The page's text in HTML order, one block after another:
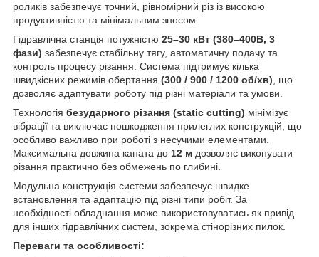
роликів забезпечує точний, рівномірний різ із високою
продуктивністю та мінімальним зносом.
Гідравлічна станція потужністю 25–30 кВт (380–400В, 3
фази) забезпечує стабільну тягу, автоматичну подачу та
контроль процесу різання. Система підтримує кілька
швидкісних режимів обертання (300 / 900 / 1200 об/хв), що
дозволяє адаптувати роботу під різні матеріали та умови.
Технологія безударного різання (static cutting) мінімізує
вібрації та виключає пошкодження прилеглих конструкцій, що
особливо важливо при роботі з несучими елементами.
Максимальна довжина каната до 12 м дозволяє виконувати
різання практично без обмежень по глибині.
Модульна конструкція системи забезпечує швидке
встановлення та адаптацію під різні типи робіт. За
необхідності обладнання може використовуватись як привід
для інших гідравлічних систем, зокрема стінорізних пилок.
Переваги та особливості: